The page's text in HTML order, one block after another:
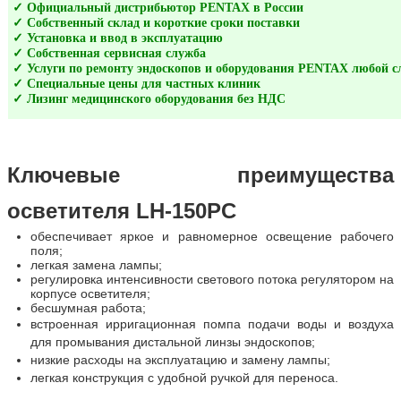
✓ Официальный дистрибьютор PENTAX в России
✓ Собственный склад и короткие сроки поставки
✓ Установка и ввод в эксплуатацию
✓ Собственная сервисная служба
✓ Услуги по ремонту эндоскопов и оборудования PENTAX любой
✓ Специальные цены для частных клиник
✓ Лизинг медицинского оборудования без НДС
Ключевые преимущества
осветителя LH-150PC
обеспечивает яркое и равномерное освещение рабочего
поля;
легкая замена лампы;
регулировка интенсивности светового потока регулятором на
корпусе осветителя;
бесшумная работа;
встроенная ирригационная помпа подачи воды и воздуха
для промывания дистальной линзы эндоскопов;
низкие расходы на эксплуатацию и замену лампы;
легкая конструкция с удобной ручкой для переноса.